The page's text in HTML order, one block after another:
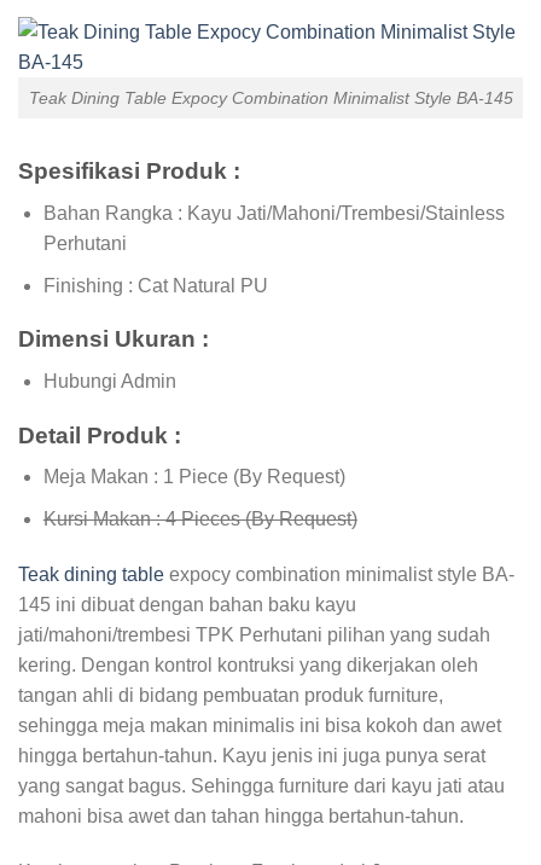
Teak Dining Table Expocy Combination Minimalist Style BA-145
Spesifikasi Produk :
Bahan Rangka : Kayu Jati/Mahoni/Trembesi/Stainless
Perhutani
Finishing : Cat Natural PU
Dimensi Ukuran :
Hubungi Admin
Detail Produk :
Meja Makan : 1 Piece (By Request)
Kursi Makan : 4 Pieces (By Request)
Teak dining table expocy combination minimalist style BA-
145 ini dibuat dengan bahan baku kayu
jati/mahoni/trembesi TPK Perhutani pilihan yang sudah
kering. Dengan kontrol kontruksi yang dikerjakan oleh
tangan ahli di bidang pembuatan produk furniture,
sehingga meja makan minimalis ini bisa kokoh dan awet
hingga bertahun-tahun. Kayu jenis ini juga punya serat
yang sangat bagus. Sehingga furniture dari kayu jati atau
mahoni bisa awet dan tahan hingga bertahun-tahun.